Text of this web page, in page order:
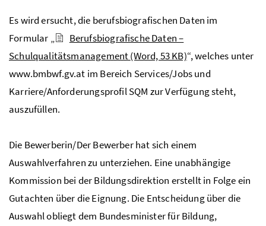
Es wird ersucht, die berufsbiografischen Daten im
Formular „
Berufsbiografische Daten –
Schulqualitätsmanagement(Word, 53 KB)“, welches unter
www.bmbwf.gv.at im Bereich Services/Jobs und
Karriere/AnforderungsprofilSQM zur Verfügung steht,
auszufüllen.
Die Bewerberin/Der Bewerber hat sich einem
Auswahlverfahren zu unterziehen. Eine unabhängige
Kommission bei der Bildungsdirektion erstellt in Folge ein
Gutachten über die Eignung. Die Entscheidung über die
Auswahl obliegt dem Bundesminister für Bildung,